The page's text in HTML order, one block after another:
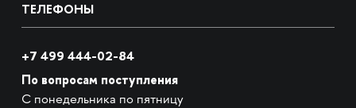
ТЕЛЕФОНЫ
+7 499 444-02-84
По вопросам поступления
С понедельника по пятницу